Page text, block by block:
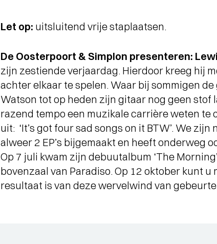
Let op: uitsluitend vrije staplaatsen.
De Oosterpoort & Simplon presenteren:
zijn zestiende verjaardag. Hierdoor kreeg hij
achter elkaar te spelen. Waar bij sommigen
Watson tot op heden zijn gitaar nog geen stof
razend tempo een muzikale carrière weten te
uit: ‘It’s got four sad songs on it BTW’. We
alweer 2 EP’s bijgemaakt en heeft onderweg
Op 7 juli kwam zijn debuutalbum ‘The
bovenzaal van Paradiso. Op 12 oktober kunt
resultaat is van deze wervelwind van